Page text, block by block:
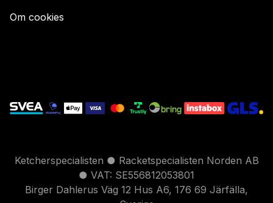
Om cookies
Ketcherspecialisten ● Racketspecialisten Norden AB
● VAT: SE556812053801
Birger Dahlerus Väg 12 Hus A6, 176 69 Järfälla,